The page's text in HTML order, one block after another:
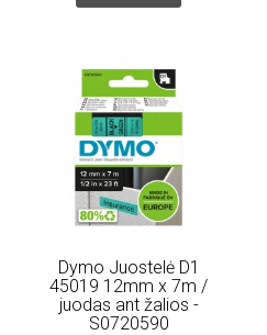
Dymo Juostelė D1
45019 12mm x 7m /
juodas ant žalios -
S0720590